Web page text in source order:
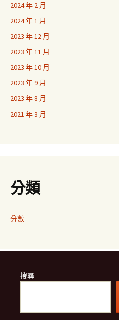
2024 年 2 月
2024 年 1 月
2023 年 12 月
2023 年 11 月
2023 年 10 月
2023 年 9 月
2023 年 8 月
2021 年 3 月
分類
分數
搜尋